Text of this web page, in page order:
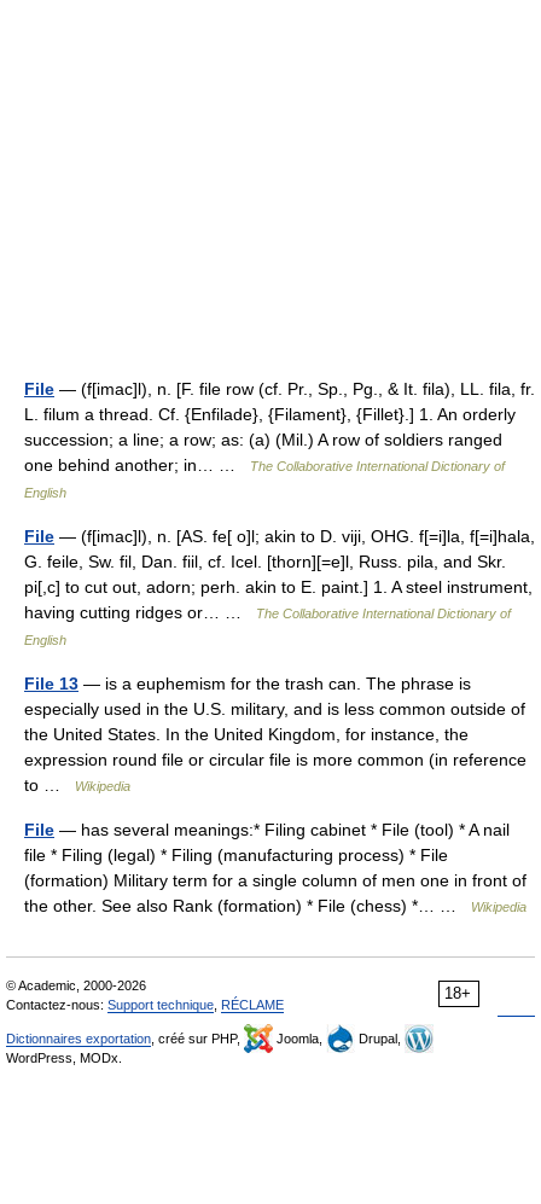
File — (f[imac]l), n. [F. file row (cf. Pr., Sp., Pg., & It. fila), LL. fila, fr.
L. filum a thread. Cf. {Enfilade}, {Filament}, {Fillet}.] 1. An orderly
succession; a line; a row; as: (a) (Mil.) A row of soldiers ranged
one behind another; in… …
The Collaborative International Dictionary of
English
File — (f[imac]l), n. [AS. fe[ o]l; akin to D. viji, OHG. f[=i]la, f[=i]hala,
G. feile, Sw. fil, Dan. fiil, cf. Icel. [thorn][=e]l, Russ. pila, and Skr.
pi[,c] to cut out, adorn; perh. akin to E. paint.] 1. A steel instrument,
having cutting ridges or… …
The Collaborative International Dictionary of
English
File 13 — is a euphemism for the trash can. The phrase is
especially used in the U.S. military, and is less common outside of
the United States. In the United Kingdom, for instance, the
expression round file or circular file is more common (in reference
to …
Wikipedia
File — has several meanings:* Filing cabinet * File (tool) * A nail
file * Filing (legal) * Filing (manufacturing process) * File
(formation) Military term for a single column of men one in front of
the other. See also Rank (formation) * File (chess) *… …
Wikipedia
18+
© Academic, 2000-2026
Contactez-nous: Support technique RÉCLAME
Dictionnaires exportation , créé sur PHP, Joomla,
Drupal,
WordPress, MODx.